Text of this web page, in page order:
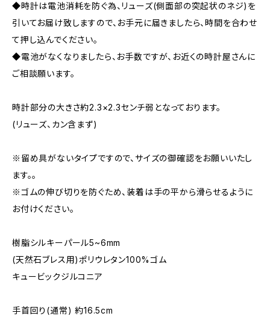
◆時計は電池消耗を防ぐ為、リューズ(側面部の突起状のネジ)を
引いてお届け致しますので、お手元に届きましたら、時間を合わせ
て押し込んでください。
◆電池がなくなりましたら、お手数ですが、お近くの時計屋さんに
ご相談願います。
時計部分の大きさ約2.3×2.3センチ弱となっております。
(リューズ、カン含まず)
※留め具がないタイプですので、サイズの御確認をお願いいたし
ます。。
※ゴムの伸び切りを防ぐため、装着は手の平から滑らせるように
お付けください。
樹脂シルキーパール5~6mm
(天然石ブレス用)ポリウレタン100%ゴム
キュービックジルコニア
手首回り(通常) 約16.5cm